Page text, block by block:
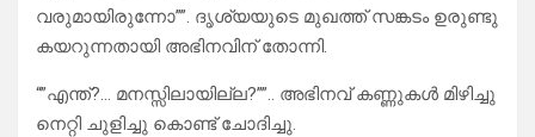
വരുമായിരുന്നോ””. ദൃശ്യയുടെ മുഖത്ത് സങ്കടം ഉരുണ്ടു
കയറുന്നതായി അഭിനവിന് തോന്നി.
“”എന്ത്‌?… മനസ്സിലായില്ല?””.. അഭിനവ് കണ്ണുകൾ മിഴിച്ചു
നെറ്റി ചുളിച്ചു കൊണ്ട് ചോദിച്ചു.